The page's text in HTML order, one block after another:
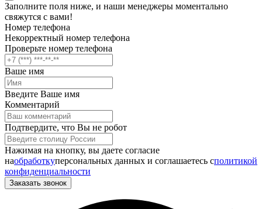
Заполните поля ниже, и наши менеджеры моментально
свяжутся с вами!
Номер телефона
Некорректный номер телефона
Проверьте номер телефона
Ваше имя
Введите Ваше имя
Комментарий
Подтвердите, что Вы не робот
Нажимая на кнопку, вы даете согласие
наобработкуперсональных данных и соглашаетесь cполитикой
конфиденциальности
Заказать звонок